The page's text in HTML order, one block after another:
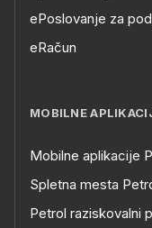
ePoslovanje za
eRačun
MOBILNE
Mobilne aplikacije
Spletna mesta
Petrol raziskovalni